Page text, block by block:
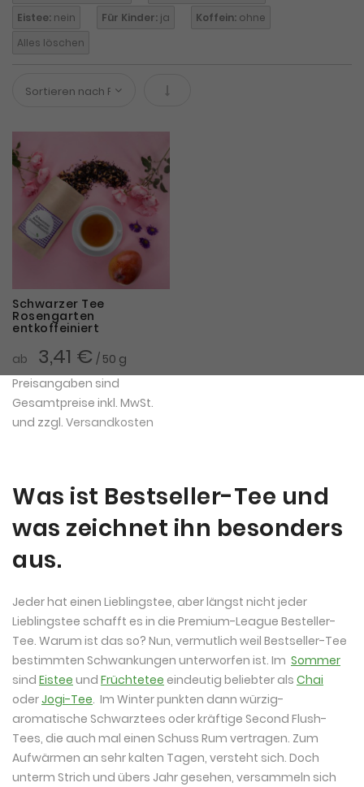
Eistee: nein Für Kinder: ja Koffein: ohne
Alles löschen
In absteigender Reihenfolge
Schwarzer Tee
Rosengarten
entkoffeiniert
ab
3,41 € / 50 g
Preisangaben sind
Gesamtpreise inkl. MwSt.
und zzgl. Versandkosten
Was ist Bestseller-Tee und
was zeichnet ihn besonders
aus.
Jeder hat einen Lieblingstee, aber längst nicht jeder
Lieblingstee schafft es in die Premium-League Besteller-
Tee. Warum ist das so? Nun, vermutlich weil Bestseller-Tee
bestimmten Schwankungen unterworfen ist. Im Sommer
sind Eistee und Früchtetee eindeutig beliebter als Chai
oderJogi-Tee. Im Winter punkten dann würzig-
aromatische Schwarztees oder kräftige Second Flush-
Tees, die auch mal einen Schuss Rum vertragen. Zum
Aufwärmen an sehr kalten Tagen, versteht sich. Doch
unterm Strich und übers Jahr gesehen, versammeln sich